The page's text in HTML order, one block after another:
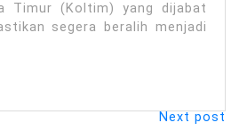
Timur (Koltim) yang dijabat
segera beralih menjadi
Next post